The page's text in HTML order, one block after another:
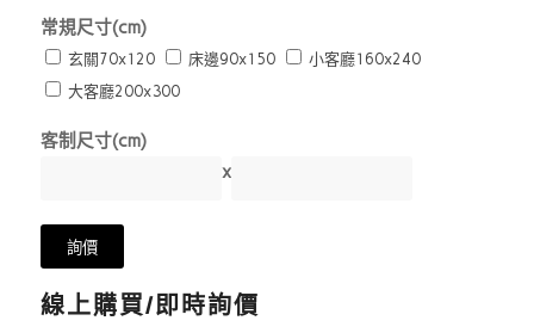
常規尺寸(cm)
玄關70x120 床邊90x150
小客廳160x240
大客廳200x300
客制尺寸(cm)
x
線上購買/即時詢價